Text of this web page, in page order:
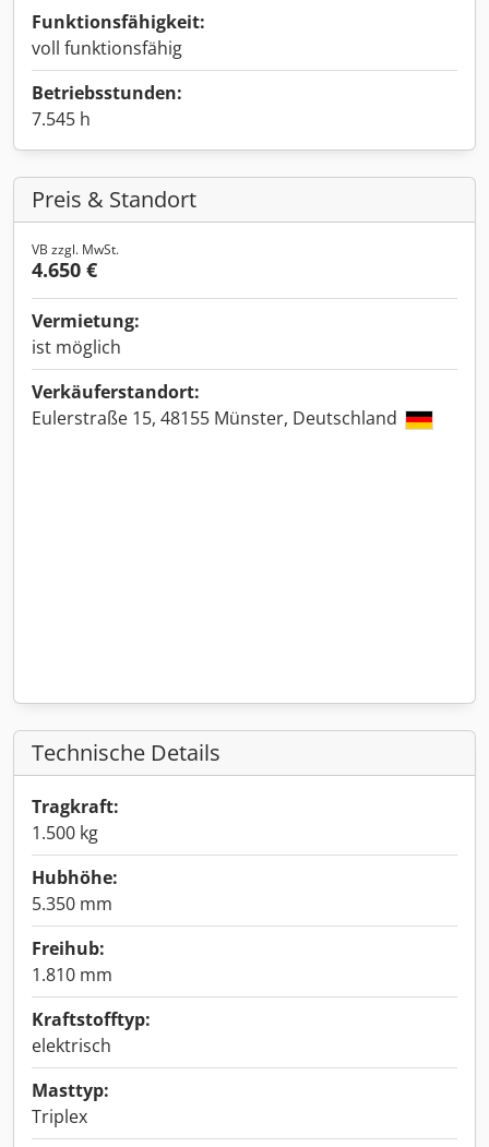
Funktionsfähigkeit:
voll funktionsfähig
Betriebsstunden:
7.545 h
Preis & Standort
VB zzgl. MwSt.
4.650 €
Vermietung:
ist möglich
Verkäuferstandort:
Eulerstraße 15, 48155 Münster, Deutschland
Technische Details
Tragkraft:
1.500 kg
Hubhöhe:
5.350 mm
Freihub:
1.810 mm
Kraftstofftyp:
elektrisch
Masttyp:
Triplex